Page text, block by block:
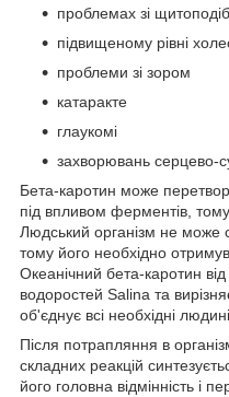
проблемах зі
підвищеному рівні
проблеми зі зором
катаракте
глаукомі
захворювань серцево-
Бета-каротин може
під впливом ферментів,
Людський організм не може
тому його необхідно
Океанічний бета-каротин
водоростей Salina та
об'єднує всі необхідні
Після потрапляння в
складних реакцій
його головна відмінність і